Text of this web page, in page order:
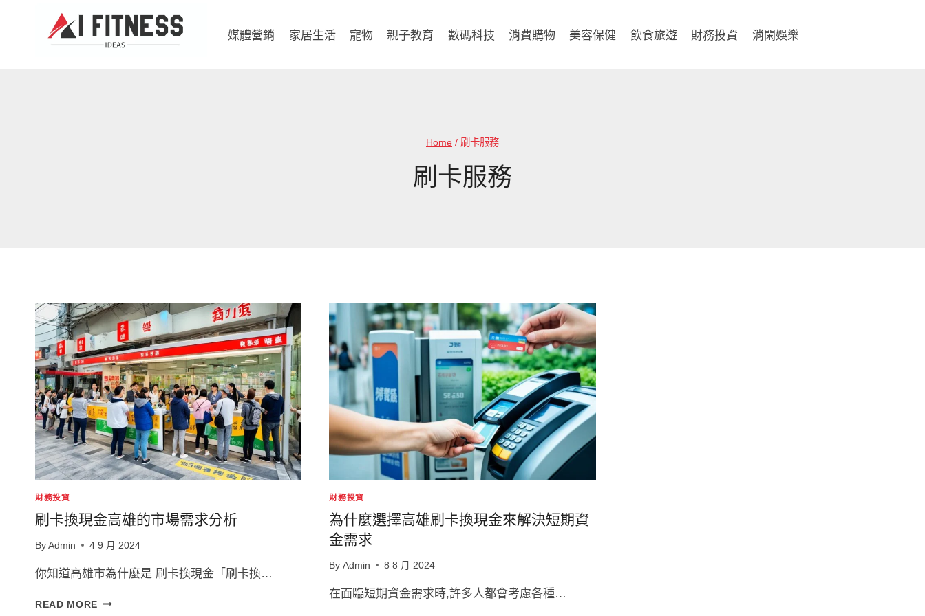
媒體營銷 家居生活 寵物 親子教育 數碼科技 消費購物 美容保健 飲食旅遊 財務投資 消閑娛樂
Home / 刷卡服務
刷卡服務
財務投資
刷卡換現金高雄的市場需求分析
By Admin 4 9 月 2024
你知道高雄市為什麼是 刷卡換現金「刷卡換…
READ MORE 刷
財務投資
為什麼選擇高雄刷卡換現金來解決短期資
金需求
By Admin 8 8 月 2024
在面臨短期資金需求時,許多人都會考慮各種…